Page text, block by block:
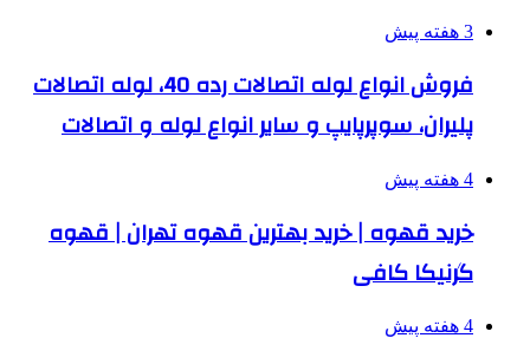
3 هفته پیش
فروش انواع لوله اتصالات رده 40، لوله اتصالات
پلیران، سوپرپایپ و سایر انواع لوله و اتصالات
4 هفته پیش
خرید قهوه | خرید بهترین قهوه تهران | قهوه
گرنیکا کافی
4 هفته پیش